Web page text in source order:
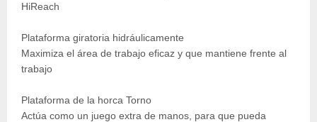
HiReach
Plataforma giratoria hidráulicamente
Maximiza el área de trabajo eficaz y que mantiene frente al
trabajo
Plataforma de la horca Torno
Actúa como un juego extra de manos, para que pueda